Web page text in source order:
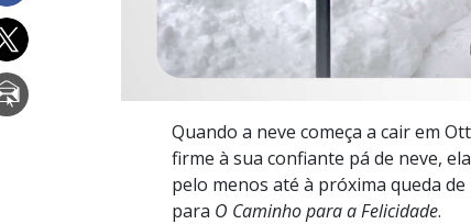
Quando a neve começa a cair em
firme à sua confiante pá de neve,
pelo menos até à próxima queda
para O Caminho para a Felicidade.